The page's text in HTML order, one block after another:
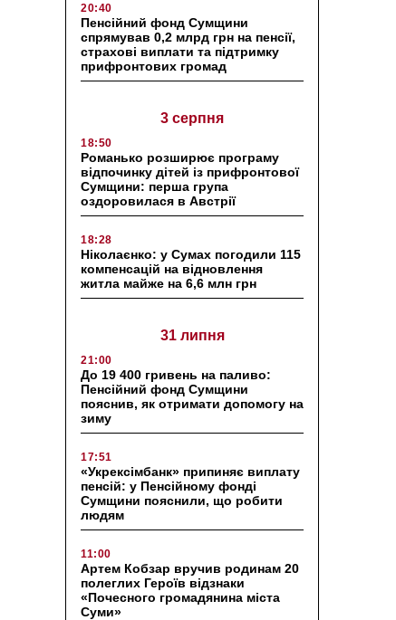
20:40
Пенсійний фонд Сумщини
спрямував 0,2 млрд грн на пенсії,
страхові виплати та підтримку
прифронтових громад
3 серпня
18:50
Романько розширює програму
відпочинку дітей із прифронтової
Сумщини: перша група
оздоровилася в Австрії
18:28
Ніколаєнко: у Сумах погодили 115
компенсацій на відновлення
житла майже на 6,6 млн грн
31 липня
21:00
До 19 400 гривень на паливо:
Пенсійний фонд Сумщини
пояснив, як отримати допомогу на
зиму
17:51
«Укрексімбанк» припиняє виплату
пенсій: у Пенсійному фонді
Сумщини пояснили, що робити
людям
11:00
Артем Кобзар вручив родинам 20
полеглих Героїв відзнаки
«Почесного громадянина міста
Суми»